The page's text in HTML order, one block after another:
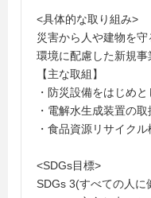
<具体的な取り組み>
災害から人や建物を守
環境に配慮した新規事
【主な取組】
・防災設備をはじめ
・電解水生成装置の取
・食品資源リサイク
<SDGs目標>
SDGs 3(すべての人に